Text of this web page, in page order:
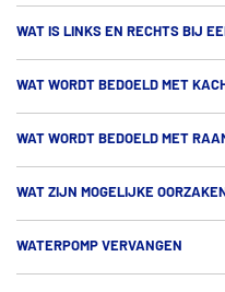
WAT IS LINKS EN RECHTS BIJ
WAT WORDT BEDOELD MET
WAT WORDT BEDOELD MET
WAT ZIJN MOGELIJKE
WATERPOMP VERVANGEN